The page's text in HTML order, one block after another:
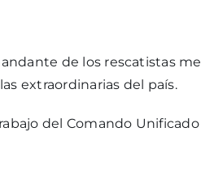
de los rescatistas
extraordinarias del país.
del Comando